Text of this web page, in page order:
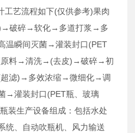
工艺流程如下(仅供参考)果肉
破碎→软化→多道打浆→多
瞬间灭菌→灌装封口(PET
原料→清洗→(去皮)→破碎→初
滤)→多效浓缩→微细化→调
灌装封口(PET瓶、玻璃
装生产设备组成：包括水处
统、自动吹瓶机、风力输送